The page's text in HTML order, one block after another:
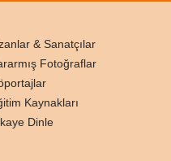
& Sanatçılar
Fotoğraflar
Kaynakları
Dinle